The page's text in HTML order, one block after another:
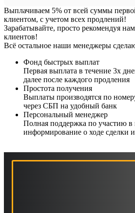
Выплачиваем 5% от всей суммы
клиентом, с учетом всех продлений!
Зарабатывайте, просто рекомендуя
клиентов!
Всё остальное наши менеджеры
Фонд быстрых выплат
Первая выплата в течение 3х
далее после каждого продления
Простота получения
Выплаты производятся по
через СБП на удобный банк
Персональный менеджер
Полная поддержка по участию в
информирование о ходе сделки